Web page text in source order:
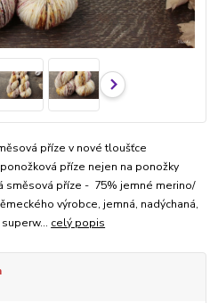
příze v nové tloušťce
příze nejen na ponožky
směsová příze - 75% jemné merino/
výrobce, jemná, nadýchaná,
celý popis